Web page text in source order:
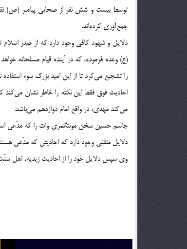
توسط بیست و شش نفر از صحابی پیامبر (ص)
جمع‌آوری کرده‌اند.
دلایل و شهود کافی وجود دارد که از صدر اسلام
(ع) وعده فرموده، که در آینده قیام مسلحانه
را تشجیع می‌کرد تا از این امید بزرگ سوء
احادیث فوق فقط این نکته را خاطر نشان می‌کند
می‌کند مهدی، در واقع امام دوازدهم می‌باشد.
جاسم حسین سخن مونتگمری وات را که مدّعی است نظریه‌ی دوازده‌امامی بعد
دلایل متقنی وجود دارد که احادیثی که مدّعی هستند قائم (ع)
وی سپس دلایل خود را از احادیث زیدیه، اهل سنّت